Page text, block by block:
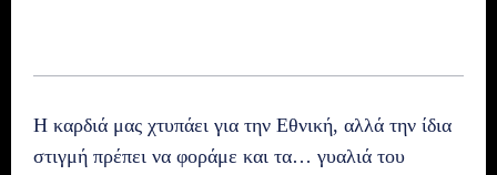
Η καρδιά μας χτυπάει για την Εθνική, αλλά την ίδια
στιγμή πρέπει να φοράμε και τα… γυαλιά του